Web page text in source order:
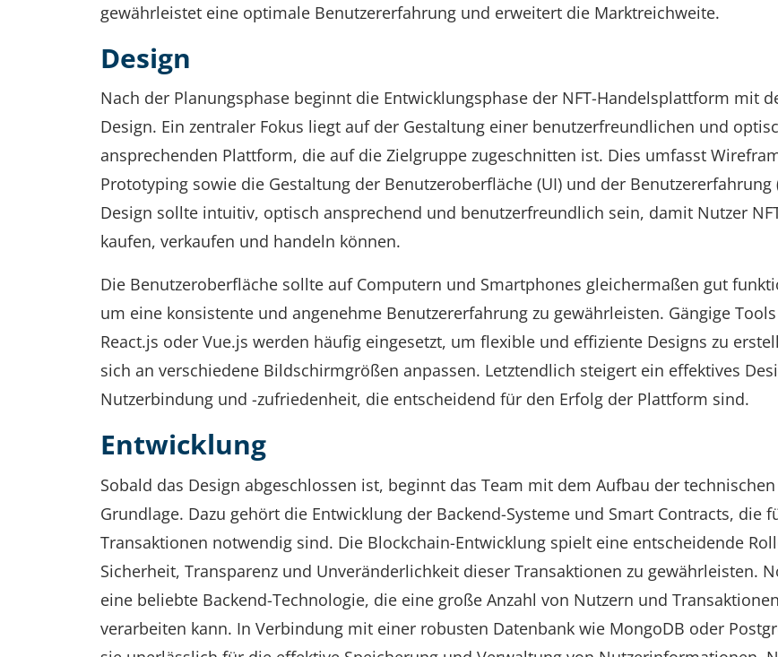
gewährleistet eine optimale Benutzererfahrung und erweitert die Marktreichweite.
Design
Nach der Planungsphase beginnt die Entwicklungsphase der NFT-Handelsplattform mit
Design. Ein zentraler Fokus liegt auf der Gestaltung einer benutzerfreundlichen und
ansprechenden Plattform, die auf die Zielgruppe zugeschnitten ist. Dies umfasst
Prototyping sowie die Gestaltung der Benutzeroberfläche (UI) und der Benutzererfahrung
Design sollte intuitiv, optisch ansprechend und benutzerfreundlich sein, damit Nutzer
kaufen, verkaufen und handeln können.
Die Benutzeroberfläche sollte auf Computern und Smartphones gleichermaßen gut
um eine konsistente und angenehme Benutzererfahrung zu gewährleisten. Gängige
React.js oder Vue.js werden häufig eingesetzt, um flexible und effiziente Designs zu
sich an verschiedene Bildschirmgrößen anpassen. Letztendlich steigert ein effektives
Nutzerbindung und -zufriedenheit, die entscheidend für den Erfolg der Plattform sind.
Entwicklung
Sobald das Design abgeschlossen ist, beginnt das Team mit dem Aufbau der technischen
Grundlage. Dazu gehört die Entwicklung der Backend-Systeme und Smart Contracts, die
Transaktionen notwendig sind. Die Blockchain-Entwicklung spielt eine entscheidende
Sicherheit, Transparenz und Unveränderlichkeit dieser Transaktionen zu gewährleisten.
eine beliebte Backend-Technologie, die eine große Anzahl von Nutzern und
verarbeiten kann. In Verbindung mit einer robusten Datenbank wie MongoDB oder